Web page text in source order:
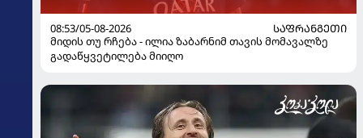
08:53/05-08-2026
ᲡᲐᲤᲠᲐᲜᲒᲔᲗᲘ
მიდის თუ რჩება - ილია ზაბარნიმ თავის მომავალზე
გადაწყვეტილება მიიღო